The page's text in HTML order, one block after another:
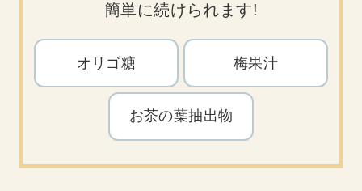
簡単に続けられます!
オリゴ糖 梅果汁
お茶の葉抽出物